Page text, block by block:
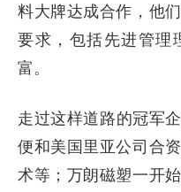
料大牌达成合作，他
要求，包括先进管理
富。
走过这样道路的冠军
便和美国里亚公司合
术等；万朗磁塑一开